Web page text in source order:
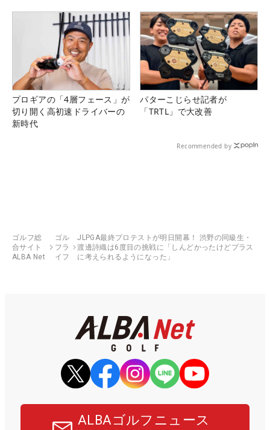
プロギアの「4層フェース」が
切り開く高初速ドライバーの
新時代
パターこじらせ記者が
「TRTL」で大改善
Recommended by
ゴルフ総
合サイト
ALBA Net
ゴル
フラ
イフ
JLPGA最終プロテストが明日開幕！ 渋野の同級生・
渡邊詩織は6度目の挑戦に「しんどかったけどプラス
に考えられるようになった」
ALBAゴルフニュース